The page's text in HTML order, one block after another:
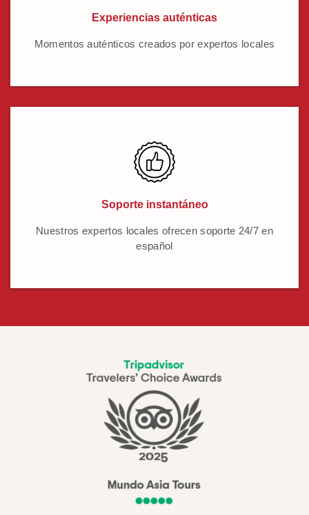
Experiencias auténticas
Momentos auténticos creados por expertos locales
Soporte instantáneo
Nuestros expertos locales ofrecen soporte 24/7 en
español